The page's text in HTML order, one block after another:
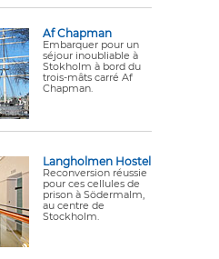
Af Chapman
Embarquer pour un
séjour inoubliable à
Stokholm à bord du
trois-mâts carré Af
Chapman.
Langholmen Hostel
Reconversion réussie
pour ces cellules de
prison à Södermalm,
au centre de
Stockholm.